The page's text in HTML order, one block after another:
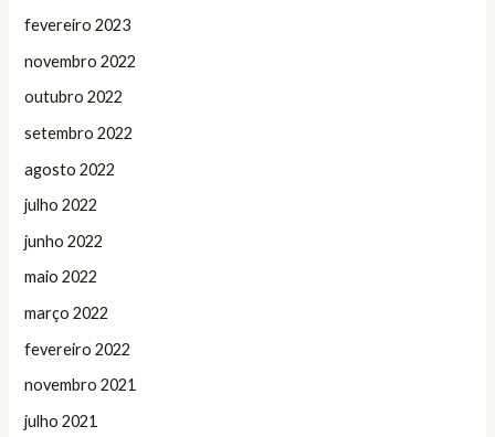
fevereiro 2023
novembro 2022
outubro 2022
setembro 2022
agosto 2022
julho 2022
junho 2022
maio 2022
março 2022
fevereiro 2022
novembro 2021
julho 2021